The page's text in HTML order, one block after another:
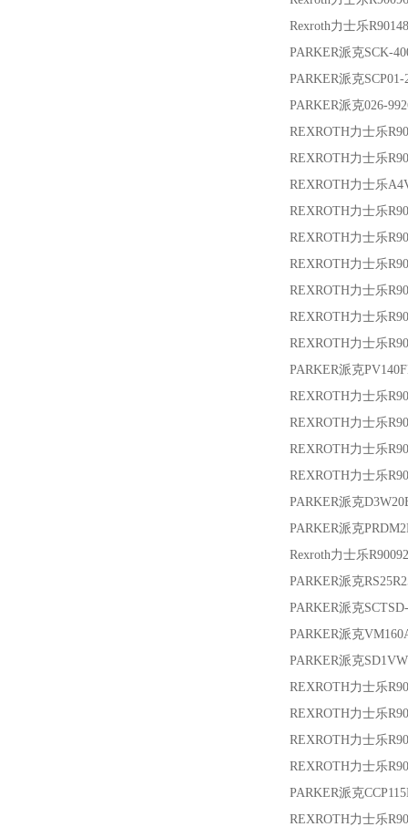
Rexroth力士乐
PARKER派克SCK-
PARKER派克
PARKER派克026-
REXROTH力士乐
REXROTH力士乐
REXROTH力士乐
REXROTH力士乐
REXROTH力士乐
REXROTH力士乐
REXROTH力士乐
REXROTH力士乐
REXROTH力士乐
PARKER派克
REXROTH力士乐
REXROTH力士乐
REXROTH力士乐
REXROTH力士乐
PARKER派克
PARKER派克
Rexroth力士乐
PARKER派克
PARKER派克
PARKER派克
PARKER派克
REXROTH力士乐
REXROTH力士乐
REXROTH力士乐
REXROTH力士乐
PARKER派克
REXROTH力士乐